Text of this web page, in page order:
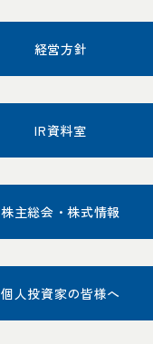
経営方針
IR資料室
株主総会・株式情報
個人投資家の皆様へ